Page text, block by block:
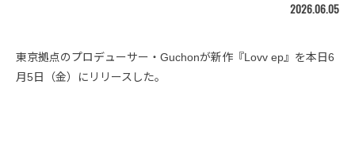
2026.06.05
東京拠点のプロデューサー・Guchonが新作『Lovv ep』を本日6
月5日（金）にリリースした。